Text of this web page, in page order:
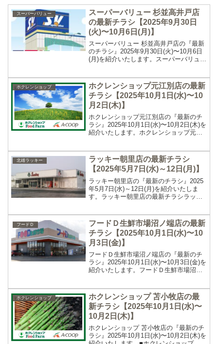
スーパーバリュー
スーパーバリュー 杉並高井戸店
の最新チラシ【2025年9月30日
(火)〜10月6日(月)】
スーパーバリュー 杉並高井戸店の『最新
のチラシ』2025年9月30日(火)〜10月6日
(月)を紹介いたします。スーパーバリュー
2025年9月30日(火)〜10月6日...
ホクレンショップ
ホクレンショップ元江別店の最新
チラシ【2025年10月1日(水)〜10
月2日(木)】
ホクレンショップ元江別店の『最新のチ
ラシ』2025年10月1日(水)〜10月2日(木)を
紹介いたします。ホクレンショップ元江
日(水)〜10月2日(木)です。営業時...
北雄ラッキー
ラッキー朝里店の最新チラシ
【2025年5月7日(水)～12日(月)】
ラッキー朝里店の『最新のチラシ』2025
年5月7日(水)～12日(月)を紹介いたしま
す。ラッキー朝里店の最新チラシラッキ
話番号営業時間：食品館 9:00 ～...
フードＤ
フードＤ生鮮市場沼ノ端店の最新
チラシ【2025年10月1日(水)〜10
月3日(金)】
フードＤ生鮮市場沼ノ端店の『最新のチ
ラシ』2025年10月1日(水)〜10月3日(金)を
紹介いたします。フードＤ生鮮市場沼ノ
日(水)〜10月3日(金)です。営業時...
ホクレンショップ
ホクレンショップ 苫小牧店の最
新チラシ【2025年10月1日(水)〜
10月2日(木)】
ホクレンショップ 苫小牧店の『最新のチ
ラシ』2025年10月1日(水)〜10月2日(木)を